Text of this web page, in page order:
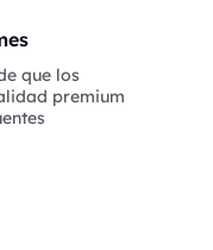
que los
premium